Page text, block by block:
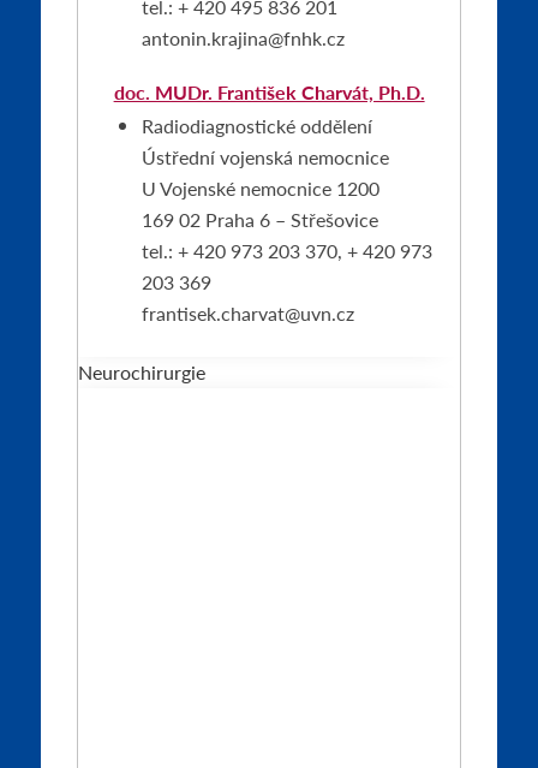
tel.: + 420 495 836 201
antonin.krajina@fnhk.cz
doc. MUDr. František Charvát, Ph.D.
Radiodiagnostické oddělení
Ústřední vojenská nemocnice
U Vojenské nemocnice 1200
169 02 Praha 6 – Střešovice
tel.: + 420 973 203 370, + 420 973
203 369
frantisek.charvat@uvn.cz
Neurochirurgie